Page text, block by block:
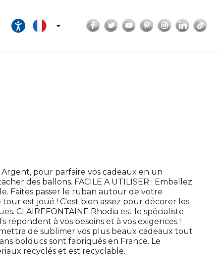
 Facebook
TwitterYouTubePinterestInstagram
pour parfaire vos cadeaux en un
des ballons. FACILE A UTILISER : Emballez
Faites passer le ruban autour de votre
est joué ! C'est bien assez pour décorer les
CLAIREFONTAINE Rhodia est le spécialiste
à vos besoins et à vos exigences !
de sublimer vos plus beaux cadeaux tout
bolducs sont fabriqués en France. Le
recyclés et est recyclable.